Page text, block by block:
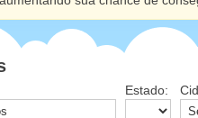
Estado: